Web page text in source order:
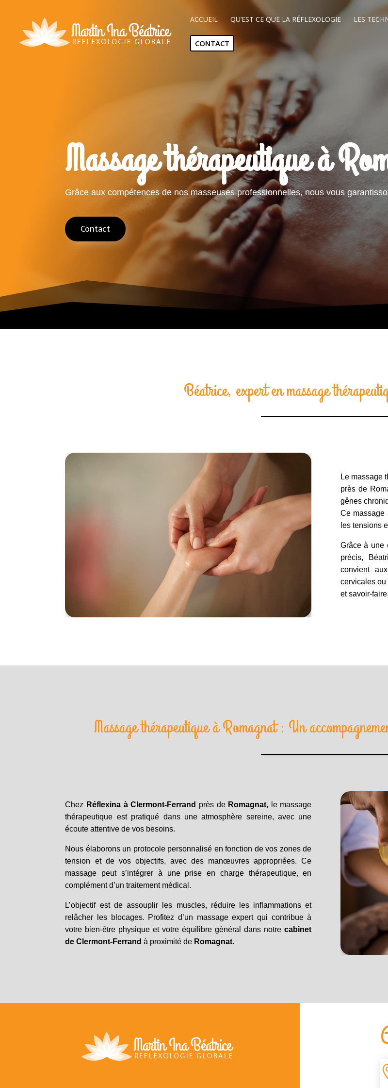
ACCUEIL QU’EST CE QUE LA RÉFLEXOLOGIE LES
CONTACT
Massage thérapeutique à
Grâce aux compétences de nos masseuses professionnelles, nous vous
Contact
Béatrice, expert en massage
Le massage
près de
gênes
Ce massage
les tensions
Grâce à une
précis,
convient
cervicales
et savoir-faire,
Massage thérapeutique à Romagnat : Un
Chez Réflexina à Clermont-Ferrand près de Romagnat, le massage
thérapeutique est pratiqué dans une atmosphère sereine, avec une
écoute attentive de vos besoins.
Nous élaborons un protocole personnalisé en fonction de vos zones de
tension et de vos objectifs, avec des manœuvres appropriées. Ce
massage peut s’intégrer à une prise en charge thérapeutique, en
complément d’un traitement médical.
L’objectif est de assouplir les muscles, réduire les inflammations et
relâcher les blocages. Profitez d’un massage expert qui contribue à
votre bien-être physique et votre équilibre général dans notrecabinet
de Clermont-Ferrand à proximité de Romagnat.